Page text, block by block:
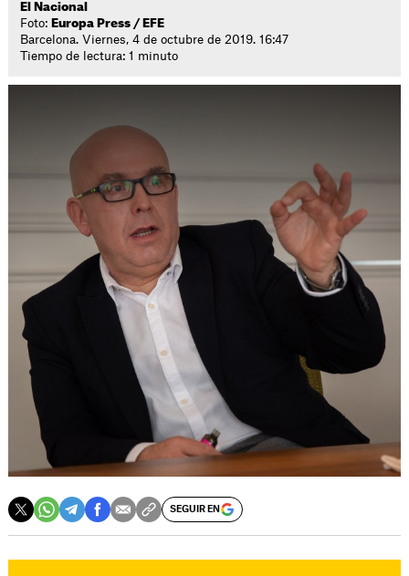
El Nacional
Foto: Europa Press / EFE
Barcelona. Viernes, 4 de octubre de 2019. 16:47
Tiempo de lectura: 1 minuto
SEGUIR EN